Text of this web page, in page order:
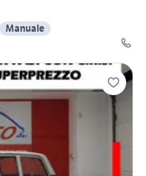
Manuale